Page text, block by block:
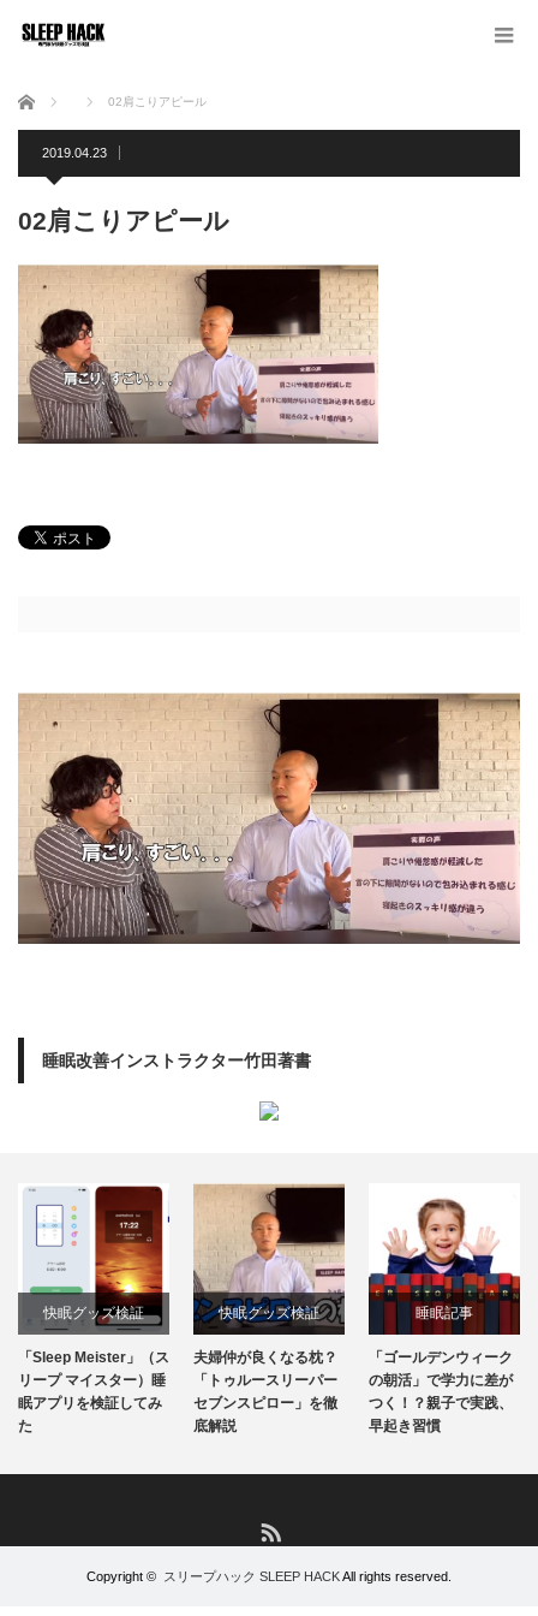
ホーム 02肩こりアピール
2019.04.23
02肩こりアピール
睡眠改善インストラクター竹田著書
快眠グッズ検証
「Sleep Meister」（ス
リープ マイスター）睡
眠アプリを検証してみ
た
快眠グッズ検証
夫婦仲が良くなる枕？
「トゥルースリーパー
セブンスピロー」を徹
底解説
睡眠記事
「ゴールデンウィーク
の朝活」で学力に差が
つく！？親子で実践、
早起き習慣
Copyright © スリープハック SLEEP HACKAll rights reserved.